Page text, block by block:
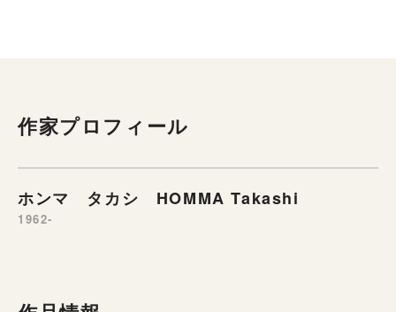
作家プロフィール
ホンマ タカシ HOMMA Takashi
1962-